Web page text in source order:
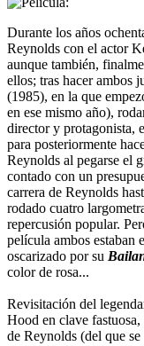
Durante los años
Reynolds con el actor
aunque también,
ellos; tras hacer ambos
(1985), en la que
en ese mismo año),
director y protagonista,
para posteriormente
Reynolds al pegarse el
contado con un
carrera de Reynolds
rodado cuatro
repercusión popular.
película ambos estaban
oscarizado por su
color de rosa...
Revisitación del
Hood en clave
de Reynolds (del que